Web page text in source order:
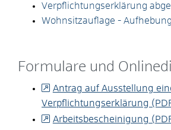
Verpflichtungserklärung
Wohnsitzauflage -
Formulare und
Antrag auf Ausstellung
Verpflichtungserklärung
Arbeitsbescheinigung